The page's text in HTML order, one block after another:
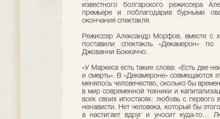
известного болгарского режиссера
премьере и поблагодарив бурными
окончания спектакля.
Режиссер Александр Морфов, вместе с
поставили спектакль «Декамерон» по
Джованни Боккаччо.
«У Маркеса есть такие слова: «Есть две
и смерть». В «Декамероне» совмещаются
менялось человечество, сколько бы
в мир современной техники и
всех своих ипостасях: любовь с первого
ненависти. Нет человека, который бы
а настигает вдруг и уносит куда-то…